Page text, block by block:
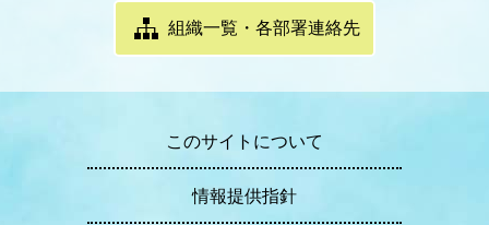
組織一覧・各部署連絡先
このサイトについて
情報提供指針